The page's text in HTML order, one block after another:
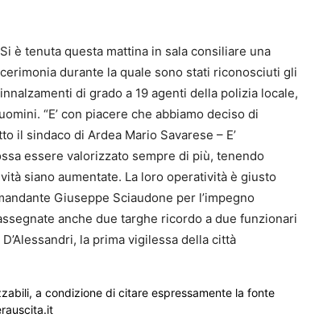
Si è tenuta questa mattina in sala consiliare una
cerimonia durante la quale sono stati riconosciuti gli
innalzamenti di grado a 19 agenti della polizia locale,
“E’ con piacere che abbiamo deciso di
il sindaco di Ardea Mario Savarese – E’
essere valorizzato sempre di più, tenendo
siano aumentate. La loro operatività è giusto
Giuseppe Sciaudone per l’impegno
anche due targhe ricordo a due funzionari
la prima vigilessa della città
a condizione di citare espressamente la fonte